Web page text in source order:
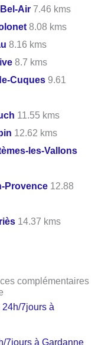
Air 7.46 kms
8.08 kms
8.16 kms
8.7 kms
Cuques 9.61
11.55 kms
12.62 kms
les-Vallons
Provence 12.88
14.37 kms
complémentaires
7jours à
7jours à Gardanne